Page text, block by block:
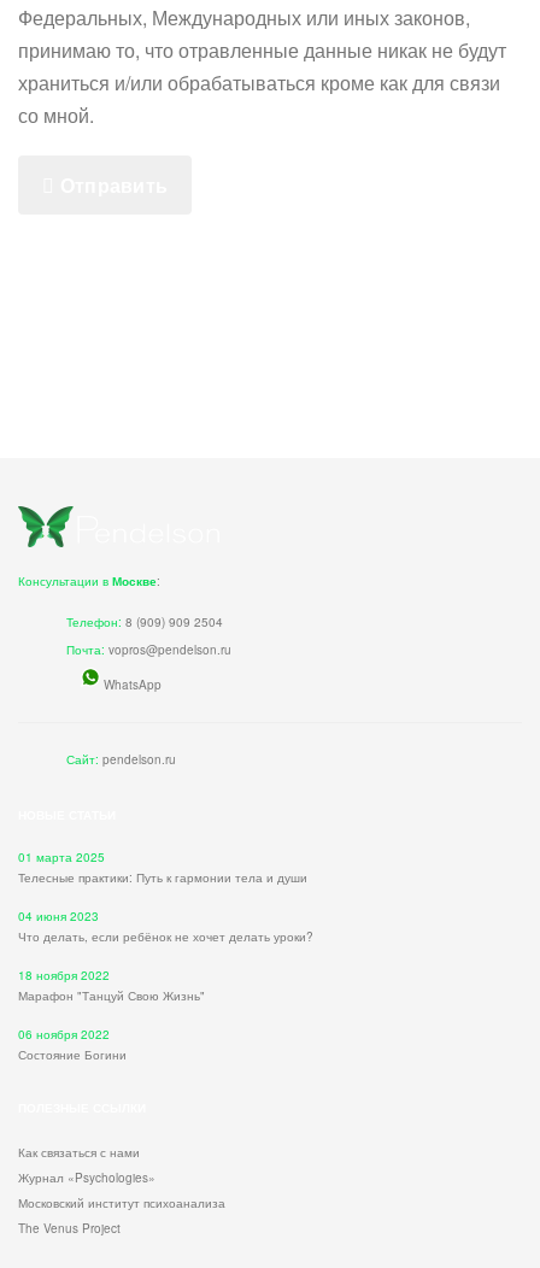
Федеральных, Международных или иных законов,
принимаю то, что отравленные данные никак не будут
храниться и/или обрабатываться кроме как для связи
со мной.
Консультации в Москве:
Телефон: 8 (909) 909 2504
Почта: vopros@pendelson.ru
WhatsApp
Сайт: pendelson.ru
01 марта 2025
Телесные практики: Путь к гармонии тела и души
04 июня 2023
Что делать, если ребёнок не хочет делать уроки?
18 ноября 2022
Марафон "Танцуй Свою Жизнь"
06 ноября 2022
Состояние Богини
Как связаться с нами
Журнал «Psychologies»
Московский институт психоанализа
The Venus Project